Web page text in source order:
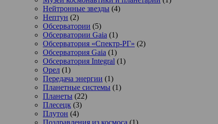
Нейтронные звезды (4)
Нептун (2)
Обсерватории (5)
Обсерватории Gaia (1)
Обсерватория «Спектр-РГ» (2)
Обсерватория Gaia (1)
Обсерватория Integral (1)
Орел (1)
Передача энергии (1)
Планетные системы (1)
Планеты (22)
Плесецк (3)
Плутон (4)
Поздравления из космоса (1)